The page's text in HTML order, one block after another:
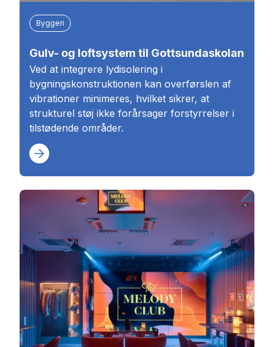
Byggeri
Gulv- og loftsystem til Gottsundaskolan
Ved at integrere lydisolering i
bygningskonstruktionen kan overførslen af
vibrationer minimeres, hvilket sikrer, at
strukturel støj ikke forårsager forstyrrelser i
tilstødende områder.